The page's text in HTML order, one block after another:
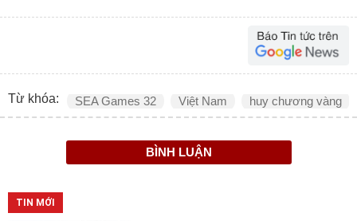
Từ khóa: SEA Games 32 Việt Nam huy chương vàng
BÌNH LUẬN
TIN MỚI